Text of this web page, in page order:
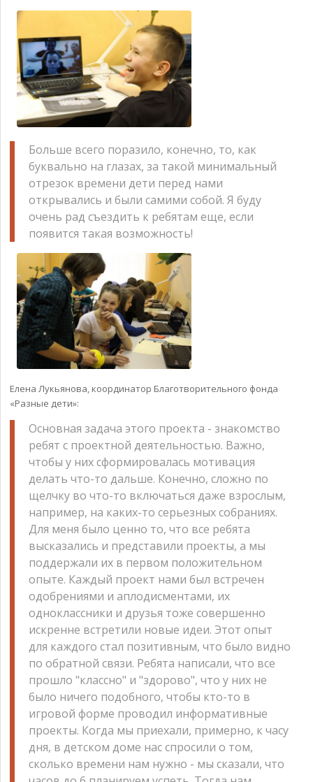
Больше всего поразило, конечно, то, как
буквально на глазах, за такой минимальный
отрезок времени дети перед нами
открывались и были самими собой. Я буду
очень рад съездить к ребятам еще, если
появится такая возможность!
Елена Лукьянова, координатор Благотворительного фонда
«Разные дети»:
Основная задача этого проекта - знакомство
ребят с проектной деятельностью. Важно,
чтобы у них сформировалась мотивация
делать что-то дальше. Конечно, сложно по
щелчку во что-то включаться даже взрослым,
например, на каких-то серьезных собраниях.
Для меня было ценно то, что все ребята
высказались и представили проекты, а мы
поддержали их в первом положительном
опыте. Каждый проект нами был встречен
одобрениями и аплодисментами, их
одноклассники и друзья тоже совершенно
искренне встретили новые идеи. Этот опыт
для каждого стал позитивным, что было видно
по обратной связи. Ребята написали, что все
прошло "классно" и "здорово", что у них не
было ничего подобного, чтобы кто-то в
игровой форме проводил информативные
проекты. Когда мы приехали, примерно, к часу
дня, в детском доме нас спросили о том,
сколько времени нам нужно - мы сказали, что